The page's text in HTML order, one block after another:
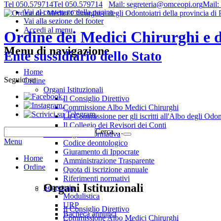
Vai al contenuto della pagina
Vai alla sezione del footer
Accedi al menu
Tel 050.579714Tel 050.579714 Mail: segreteria@omceopi.orgMail:
Ordine dei Medici Chirurghi e
Ente sussidiario dello Stato
Seguici su
.
.
.
Cerca …
Menu
Home
Ordine
Organi Istituzionali
Il Consiglio Direttivo
Commissione Albo Medici Chirurghi
Menu di navigazione
Home
Ordine
Organi Istituzionali
Il Consiglio Direttivo
Commissione Albo Medici Chirurghi
La Commissione per gli iscritti all'Albo degli
Il Collegio dei Revisori dei Conti
Deontologia e normativa
Codice deontologico
Giuramento di Ippocrate
Amministrazione Trasparente
Quota di iscrizione annuale
Riferimenti normativi
Segreteria
Modulistica
URP
Bacheca annunci